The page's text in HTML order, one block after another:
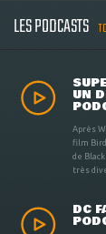
LES PODCASTS
UN
Après
film
de
très
DC